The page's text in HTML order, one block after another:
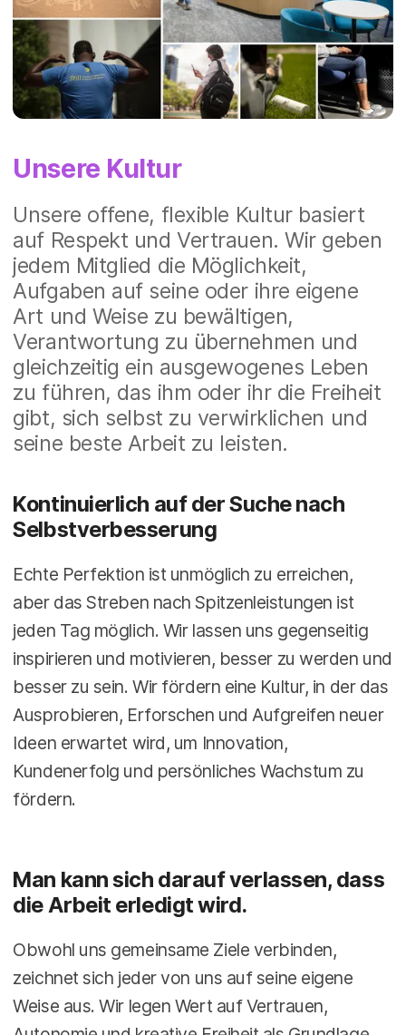
Unsere Kultur
Unsere offene, flexible Kultur basiert
auf Respekt und Vertrauen. Wir geben
jedem Mitglied die Möglichkeit,
Aufgaben auf seine oder ihre eigene
Art und Weise zu bewältigen,
Verantwortung zu übernehmen und
gleichzeitig ein ausgewogenes Leben
zu führen, das ihm oder ihr die Freiheit
gibt, sich selbst zu verwirklichen und
seine beste Arbeit zu leisten.
Kontinuierlich auf der Suche nach
Selbstverbesserung
Echte Perfektion ist unmöglich zu erreichen,
aber das Streben nach Spitzenleistungen ist
jeden Tag möglich. Wir lassen uns gegenseitig
inspirieren und motivieren, besser zu werden und
besser zu sein. Wir fördern eine Kultur, in der das
Ausprobieren, Erforschen und Aufgreifen neuer
Ideen erwartet wird, um Innovation,
Kundenerfolg und persönliches Wachstum zu
fördern.
Man kann sich darauf verlassen, dass
die Arbeit erledigt wird.
Obwohl uns gemeinsame Ziele verbinden,
zeichnet sich jeder von uns auf seine eigene
Weise aus. Wir legen Wert auf Vertrauen,